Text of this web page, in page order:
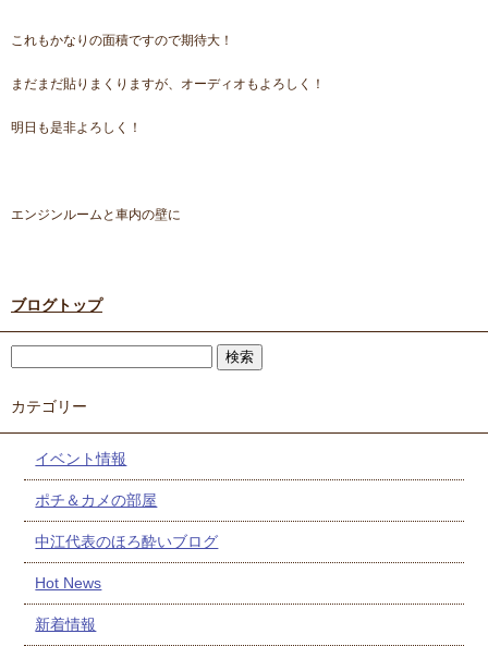
これもかなりの面積ですので期待大！
まだまだ貼りまくりますが、オーディオもよろしく！
明日も是非よろしく！
エンジンルームと車内の壁に
ブログトップ
カテゴリー
イベント情報
ポチ＆カメの部屋
中江代表のほろ酔いブログ
Hot News
新着情報